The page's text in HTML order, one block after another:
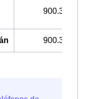
900.322.033
900.322.049